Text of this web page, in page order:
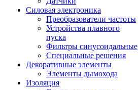
Силовая электроника
Преобразователи частоты
Устройства плавного
пуска
Фильтры синусоидальные
Специальные решения
Декоративные элементы
Элементы дымохода
Изоляция